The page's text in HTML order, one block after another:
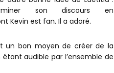
son discours en
Kevin est fan. Il a adoré.
un bon moyen de créer de la
audible par l’ensemble de